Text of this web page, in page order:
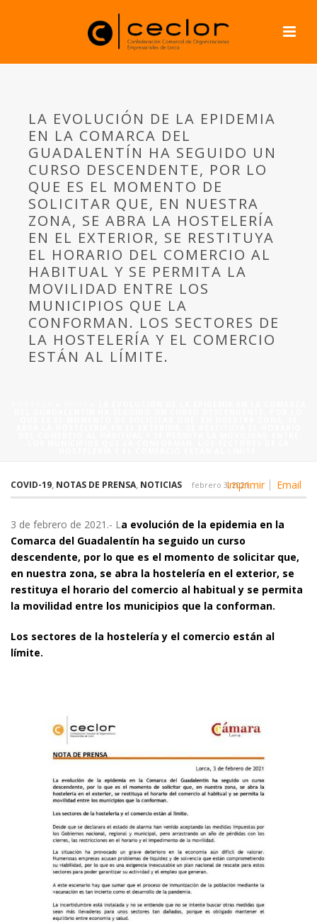
LA EVOLUCIÓN DE LA EPIDEMIA
EN LA COMARCA DEL
GUADALENTÍN HA SEGUIDO UN
CURSO DESCENDENTE, POR LO
QUE ES EL MOMENTO DE
SOLICITAR QUE, EN NUESTRA
ZONA, SE ABRA LA HOSTELERÍA
EN EL EXTERIOR, SE RESTITUYA
EL HORARIO DEL COMERCIO AL
HABITUAL Y SE PERMITA LA
MOVILIDAD ENTRE LOS
MUNICIPIOS QUE LA
CONFORMAN. LOS SECTORES DE
LA HOSTELERÍA Y EL COMERCIO
ESTÁN AL LÍMITE.
Imprimir Email
COVID-19, NOTAS DE PRENSA, NOTICIAS febrero 3, 2021
3 de febrero de 2021.- La evolución de la epidemia en la
Comarca del Guadalentín ha seguido un curso
descendente, por lo que es el momento de solicitar que,
en nuestra zona, se abra la hostelería en el exterior, se
restituya el horario del comercio al habitual y se permita
la movilidad entre los municipios que la conforman.
Los sectores de la hostelería y el comercio están al
límite.